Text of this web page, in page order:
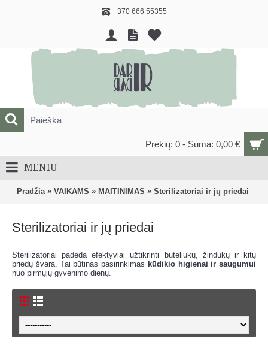
+370 666 55355
Prekių: 0 - Suma: 0,00 €
MENIU
Pradžia» VAIKAMS » MAITINIMAS » Sterilizatoriai ir jų priedai
Sterilizatoriai ir jų priedai
Sterilizatoriai padeda efektyviai užtikrinti buteliukų, žindukų ir kitų
priedų švarą. Tai būtinas pasirinkimas kūdikio higienai ir saugumui
nuo pirmųjų gyvenimo dienų.